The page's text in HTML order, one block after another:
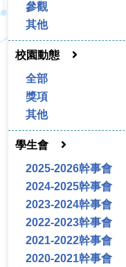
參觀
其他
校園動態
全部
獎項
其他
學生會
2025-2026幹事會
2024-2025幹事會
2023-2024幹事會
2022-2023幹事會
2021-2022幹事會
2020-2021幹事會